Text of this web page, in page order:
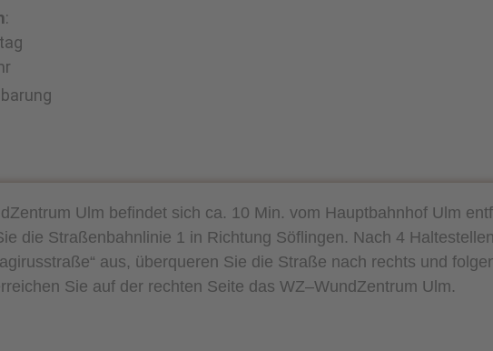
:
Ulm befindet sich ca. 10 Min. vom Hauptbahnhof Ulm
die Straßenbahnlinie 1 in Richtung Söflingen. Nach 4
aus, überqueren Sie die Straße nach rechts und
Sie auf der rechten Seite das WZ–WundZentrum Ulm.